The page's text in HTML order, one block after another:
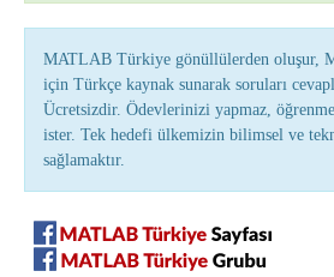
MATLAB Türkiye gönüllülerden oluşur,
için Türkçe kaynak sunarak soruları
Ücretsizdir. Ödevlerinizi yapmaz,
ister. Tek hedefi ülkemizin bilimsel ve
sağlamaktır.